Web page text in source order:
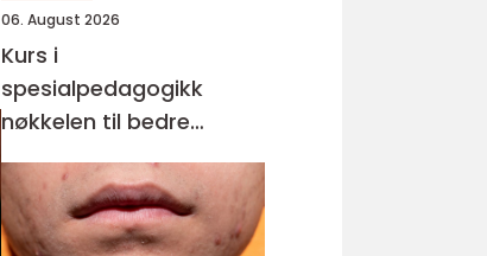
06. August 2026
Kurs i
spesialpedagogikk
nøkkelen til bedre
tilrettelegging for barn
og unge